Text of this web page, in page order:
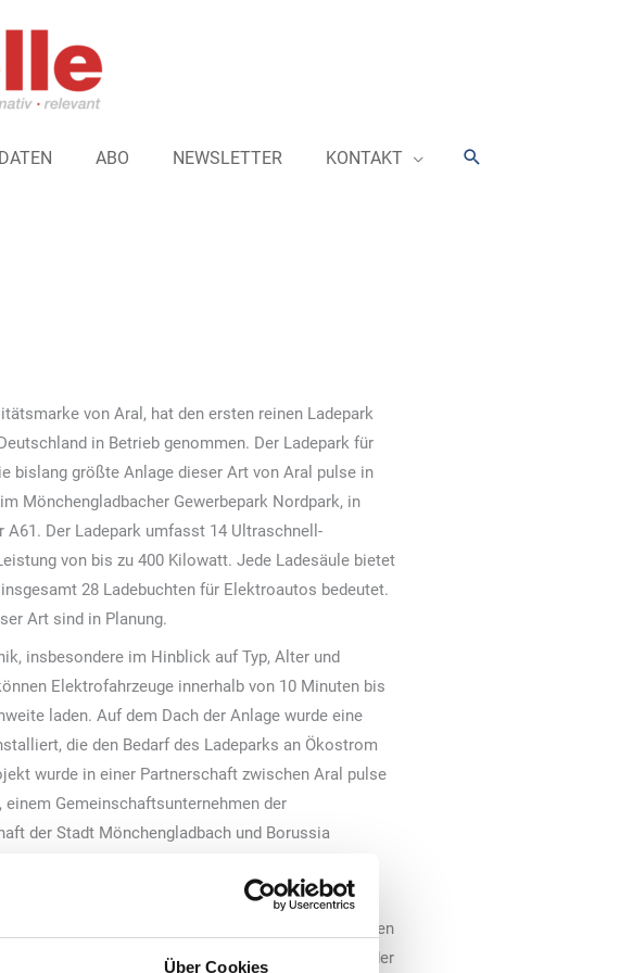
Über Cookies
ABO NEWSLETTER KONTAKT Suchen
von Aral, hat den ersten reinen Ladepark
in Betrieb genommen. Der Ladepark für
bislang größte Anlage dieser Art von Aral pulse in
Mönchengladbacher Gewerbepark Nordpark, in
A61. Der Ladepark umfasst 14 Ultraschnell-
von bis zu 400 Kilowatt. Jede Ladesäule bietet
28 Ladebuchten für Elektroautos bedeutet.
Art sind in Planung.
insbesondere im Hinblick auf Typ, Alter und
Elektrofahrzeuge innerhalb von 10 Minuten bis
laden. Auf dem Dach der Anlage wurde eine
die den Bedarf des Ladeparks an Ökostrom
wurde in einer Partnerschaft zwischen Aral pulse
einem Gemeinschaftsunternehmen der
der Stadt Mönchengladbach und Borussia
Smart Infrastructure geliefert.
der Stadt Mönchengladbach: „2023 hatten
in Mönchengladbach die besten Werte seit Beginn der